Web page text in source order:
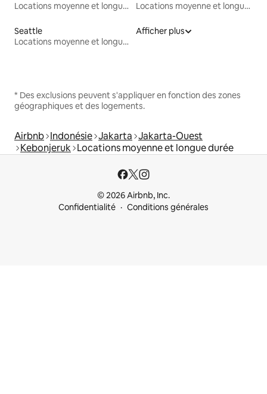
Locations moyenne et longue durée
Locations moyenne et longue durée
Seattle
Locations moyenne et longue durée
Afficher plus
* Des exclusions peuvent s'appliquer en fonction des zones
géographiques et des logements.
Airbnb Indonésie Jakarta Jakarta-Ouest
Kebonjeruk Locations moyenne et longue durée
© 2026 Airbnb, Inc.
Confidentialité
Conditions générales